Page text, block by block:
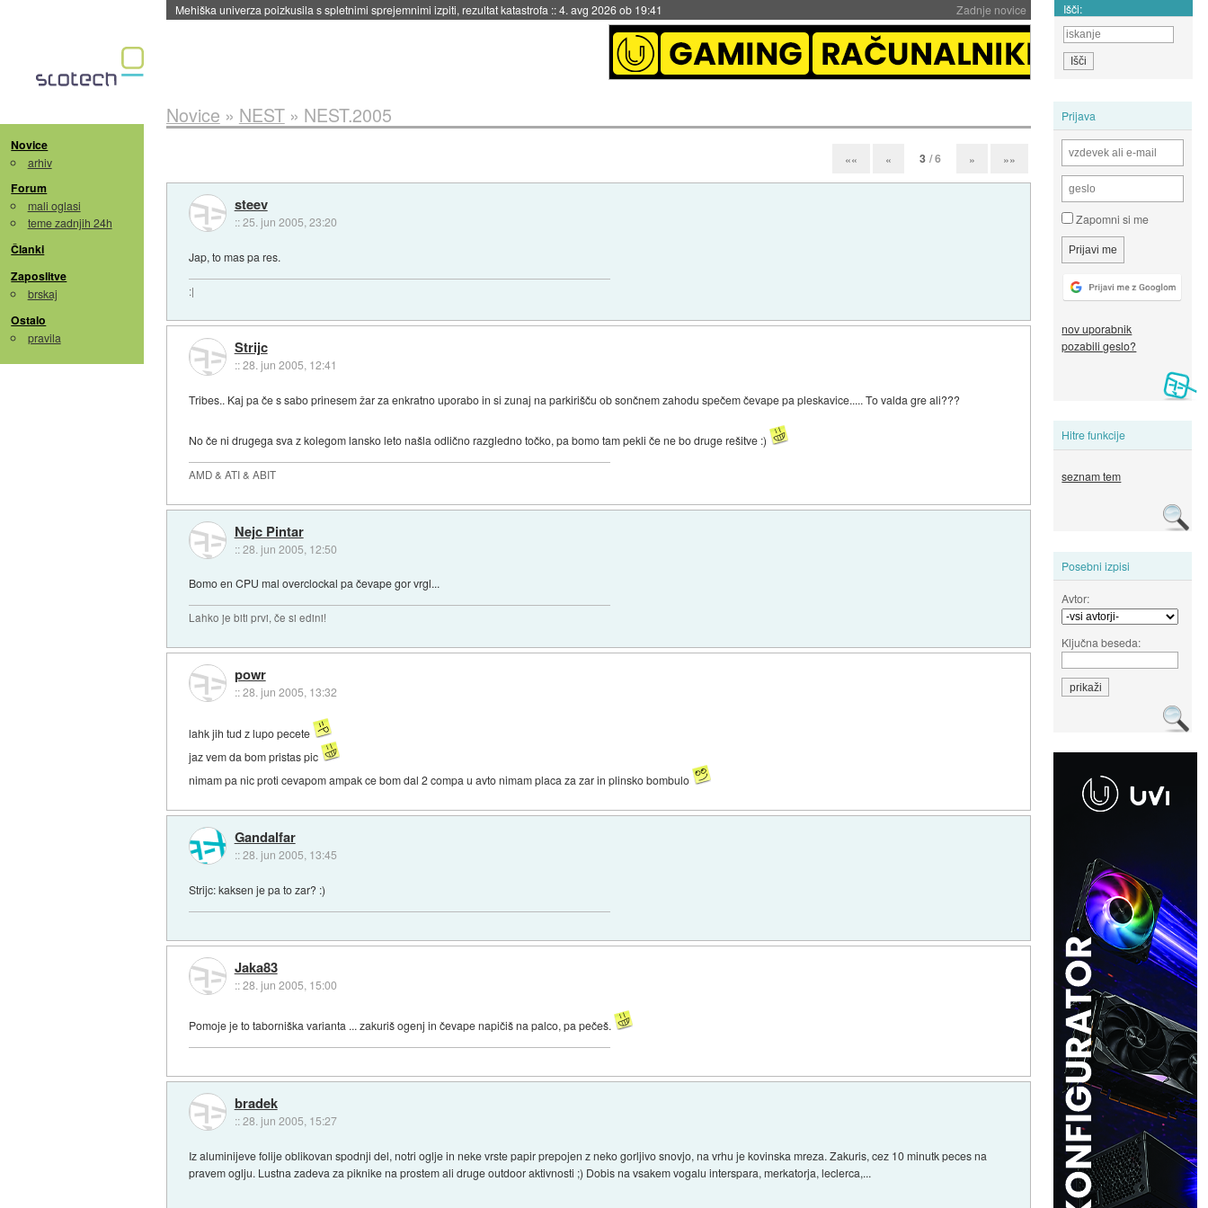
Zadnje novice
Evropska vesoljska agencija razvija svojo raketo za večkratno uporabo::4. avg 2026 ob 19:41 Išči:
Novice
arhiv
Forum
mali oglasi
teme zadnjih 24h
Članki
Zaposlitve
brskaj
Ostalo
pravila
Prijava
Zapomni si me
nov uporabnik
pozabili geslo?
Hitre funkcije
seznam tem
Posebni izpisi
Avtor:
Ključna beseda:
Novice » NEST» NEST.2005
«« « 3 / 6 » »»
steev
::25. jun 2005, 23:20
Jap, to mas pa res.
:|
Strijc
::28. jun 2005, 12:41
Tribes.. Kaj pa če s sabo prinesem žar za enkratno uporabo in si zunaj na parkirišču ob sončnem zahodu spečem čevape pa pleskavice..... To valda gre ali???
No če ni drugega sva z kolegom lansko leto našla odlično razgledno točko, pa bomo tam pekli če ne bo druge rešitve :)
AMD & ATI & ABIT
Nejc Pintar
::28. jun 2005, 12:50
Bomo en CPU mal overclockal pa čevape gor vrgl...
Lahko je biti prvi, če si edini!
powr
::28. jun 2005, 13:32
lahk jih tud z lupo pecete
jaz vem da bom pristas pic
nimam pa nic proti cevapom ampak ce bom dal 2 compa u avto nimam placa za zar in plinsko bombulo
Gandalfar
::28. jun 2005, 13:45
Strijc: kaksen je pa to zar? :)
Jaka83
::28. jun 2005, 15:00
Pomoje je to taborniška varianta ... zakuriš ogenj in čevape napičiš na palco, pa pečeš.
bradek
::28. jun 2005, 15:27
Iz aluminijeve folije oblikovan spodnji del, notri oglje in neke vrste papir prepojen z neko gorljivo snovjo, na vrhu je kovinska mreza. Zakuris, cez 10 minutk peces na
pravem oglju. Lustna zadeva za piknike na prostem ali druge outdoor aktivnosti ;) Dobis na vsakem vogalu interspara, merkatorja, leclerca,...